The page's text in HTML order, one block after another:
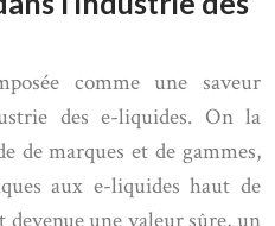
comme une saveur
des e-liquides. On la
de marques et de gammes,
aux e-liquides haut de